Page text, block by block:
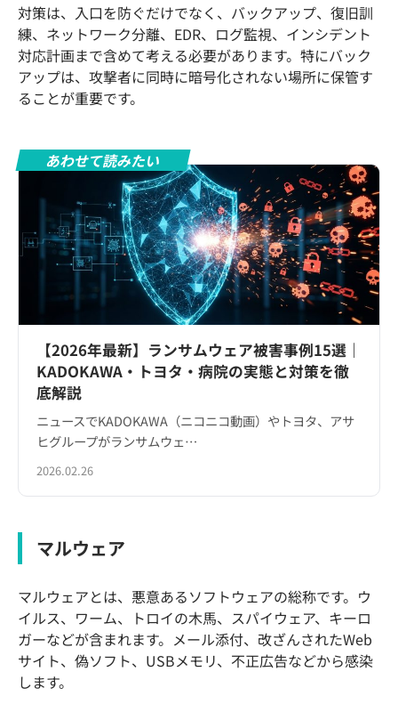
対策は、入口を防ぐだけでなく、バックアップ、復旧訓
練、ネットワーク分離、EDR、ログ監視、インシデント
対応計画まで含めて考える必要があります。特にバック
アップは、攻撃者に同時に暗号化されない場所に保管す
ることが重要です。
あわせて読みたい
【2026年最新】ランサムウェア被害事例15選｜
KADOKAWA・トヨタ・病院の実態と対策を徹
底解説
ニュースでKADOKAWA（ニコニコ動画）やトヨタ、アサ
ヒグループがランサムウェ…
2026.02.26
マルウェア
マルウェアとは、悪意あるソフトウェアの総称です。ウ
イルス、ワーム、トロイの木馬、スパイウェア、キーロ
ガーなどが含まれます。メール添付、改ざんされたWeb
サイト、偽ソフト、USBメモリ、不正広告などから感染
します。